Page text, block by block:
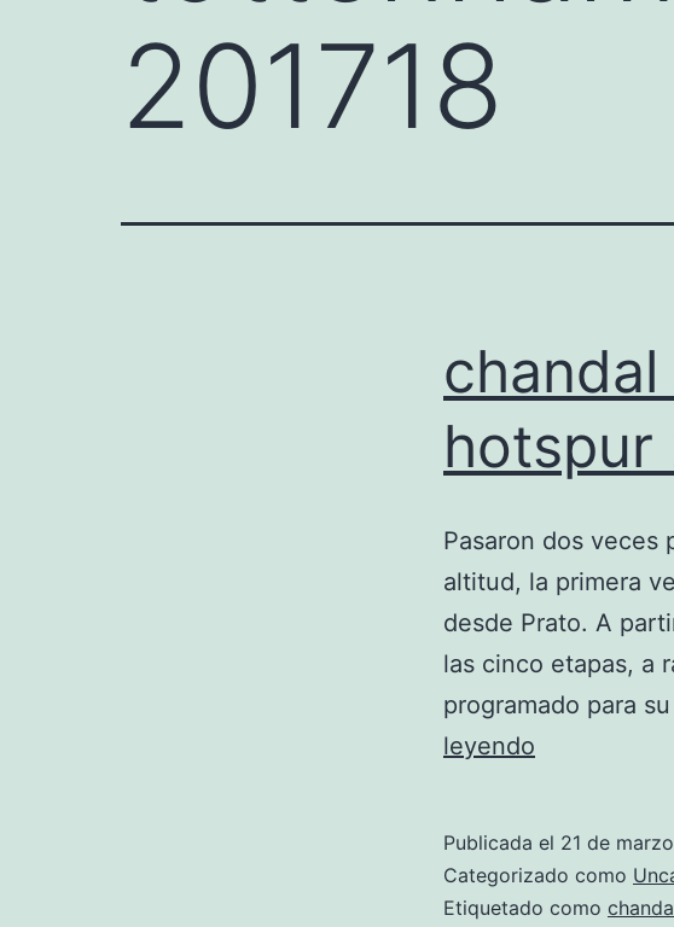
201718
hotspur
Pasaron dos veces
altitud, la primera
desde Prato. A
las cinco etapas, a
programado para
leyendo
2020
amazon
Publicada el 21 de
Categorizado como
Etiquetado como